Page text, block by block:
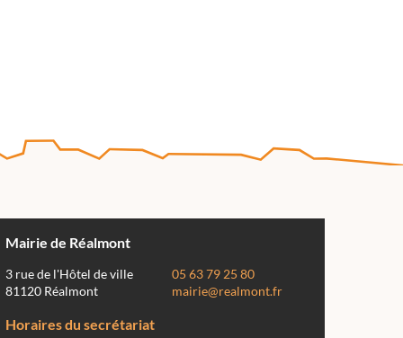
Mairie de Réalmont
3 rue de l'Hôtel de ville
81120 Réalmont
05 63 79 25 80
mairie@realmont.fr
Horaires du secrétariat